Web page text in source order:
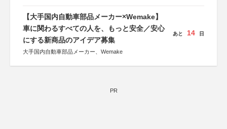
【大手国内自動車部品メーカー×Wemake】
車に関わるすべての人を、もっと安全／安心
にする新商品のアイデア募集
大手国内自動車部品メーカー、Wemake
あと 14 日
PR